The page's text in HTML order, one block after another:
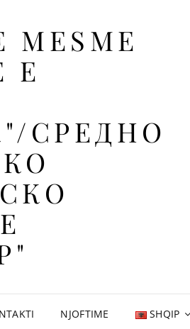
MESME
E
СРЕДНО
NJOFTIME SHQIP